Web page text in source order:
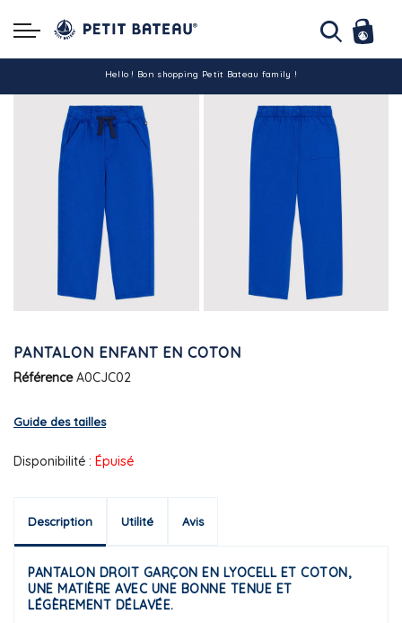
Hello ! Bon shopping Petit Bateau family !
La livraison est assurée partout en Tunisie !
-10% pour tout paiement par carte bancaire (hors promo)
PANTALON ENFANT EN COTON
Référence A0CJC02
Guide des tailles
Disponibilité : Épuisé
Description Utilité Avis
PANTALON DROIT GARÇON EN LYOCELL ET COTON,
UNE MATIÈRE AVEC UNE BONNE TENUE ET
LÉGÈREMENT DÉLAVÉE.